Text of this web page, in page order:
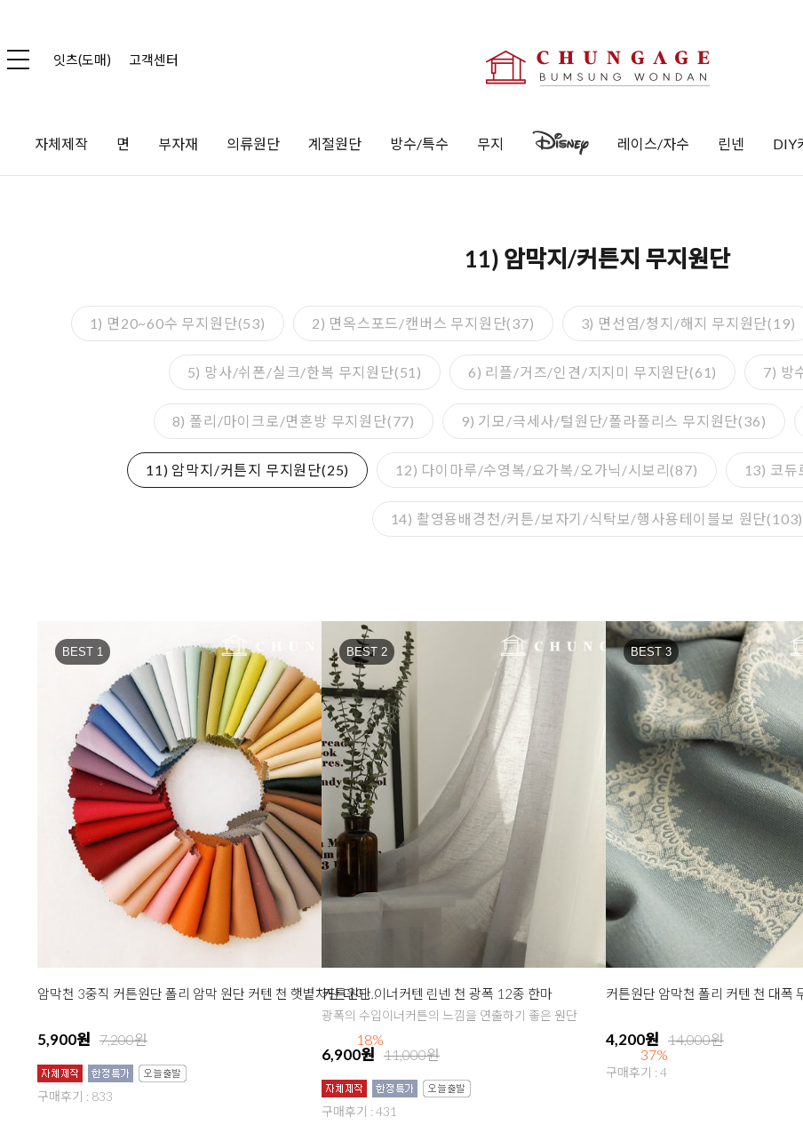
잇츠(도매) 고객센터
자체제작 면 부자재 의류원단 계절원단 방수/특수 무지 레이스/자수 린넨 DIY
11) 암막지/커튼지 무지원단
1) 면20~60수 무지원단(53) 2) 면옥스포드/캔버스 무지원단(37) 3) 면선염/청지/해지 무지원단(19)
5) 망사/쉬폰/실크/한복 무지원단(51) 6) 리플/거즈/인견/지지미 무지원단(61) 7) 방
8) 폴리/마이크로/면혼방 무지원단(77) 9) 기모/극세사/털원단/폴라폴리스 무지원단(36)
11) 암막지/커튼지 무지원단(25) 12) 다이마루/수영복/요가복/오가닉/시보리(87) 13) 코듀
14) 촬영용배경천/커튼/보자기/식탁보/행사용테이블보 원단(103)
BEST 1
암막천 3중직 커튼원단 폴리 암막 원단 커텐 천 햇볕차단 다이앤 50종
5,900원 7,200원 18%
구매후기 : 833
BEST 2
커튼원단 이너커텐 린넨 천 광폭 12종 한마
광폭의 수입이너커튼의 느낌을 연출하기 좋은 원단
6,900원 11,000원 37%
구매후기 : 431
BEST 3
커튼원단 암막천 폴리 커텐 천 대폭
4,200원 14,000원
구매후기 : 4